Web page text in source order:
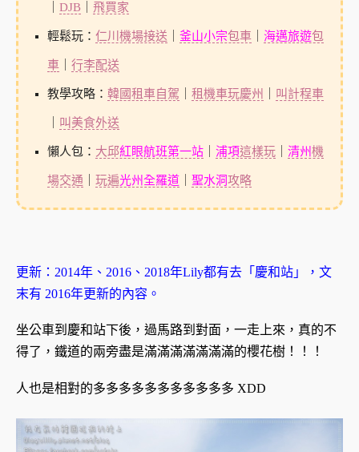
DJB｜ 飛買家
輕鬆玩： 仁川機場接送 釜山小宗包車｜ 海邁旅遊包
車｜ 行李配送
教學攻略： 韓國租車自駕 租機車玩慶州 叫計程車
叫美食外送
懶人包： 大邱紅眼航班第一站｜ 浦項這樣玩｜ 清州機
場交通 玩遍光州全羅道｜ 聖水洞攻略
更新：2014年、2016、2018年Lily都有去「慶和站」，文
末有 2016年更新的內容。
坐公車到慶和站下後，過馬路到對面，一走上來，真的不
得了，鐵道的兩旁盡是滿滿滿滿滿滿滿的櫻花樹！！！
人也是相對的多多多多多多多多多多多 XDD